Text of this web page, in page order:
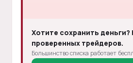
Хотите сохранить деньги?
проверенных трейдеров.
Большинство списка работает